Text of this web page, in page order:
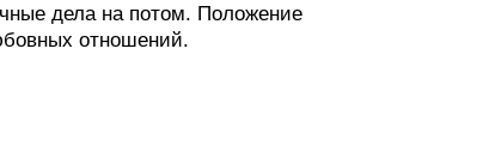
дела на потом. Положение
отношений.